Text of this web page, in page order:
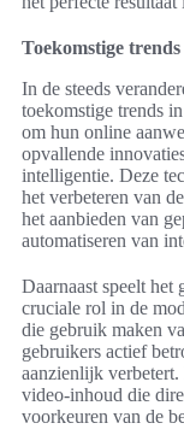
Toekomstige
In de steeds
toekomstige trends
om hun online
opvallende
intelligentie. Deze
het verbeteren van
het aanbieden van
automatiseren van
Daarnaast speelt het
cruciale rol in de
die gebruik maken
gebruikers actief
aanzienlijk
video-inhoud die
voorkeuren van de